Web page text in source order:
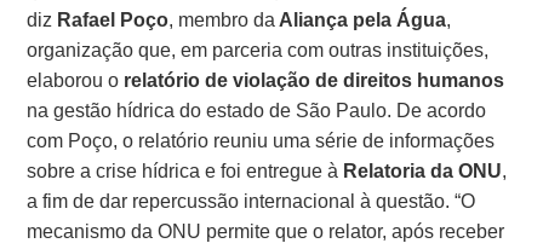
diz Rafael Poço, membro da Aliança pela Água,
organização que, em parceria com outras instituições,
elaborou o relatório de violação de direitos humanos
na gestão hídrica do estado de São Paulo. De acordo
com Poço, o relatório reuniu uma série de informações
sobre a crise hídrica e foi entregue à Relatoria da ONU,
a fim de dar repercussão internacional à questão. “O
mecanismo da ONU permite que o relator, após receber